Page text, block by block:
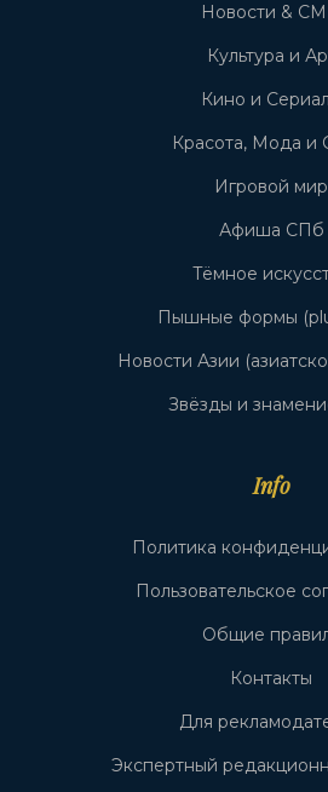
Новости &
Культура и
Кино и
Красота, Мода и
Игровой мир
Афиша СПб
Тёмное
Пышные формы
Новости Азии
Звёзды и
Info
Политика
Пользовательское
Общие
Контакты
Для
Экспертный